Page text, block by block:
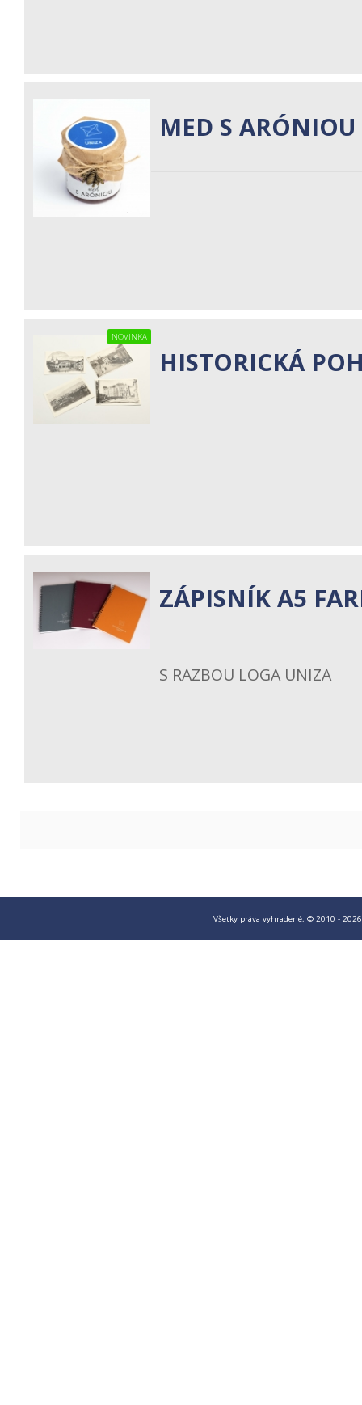
MED S ARÓNIOU
NOVINKA
HISTORICKÁ
ZÁPISNÍK A5
S RAZBOU LOGA UNIZA
Všetky práva vyhradené, © 2010 -